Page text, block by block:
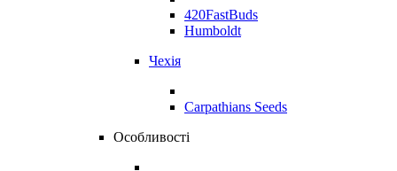
420FastBuds
Humboldt
Чехія
Carpathians Seeds
Особливості